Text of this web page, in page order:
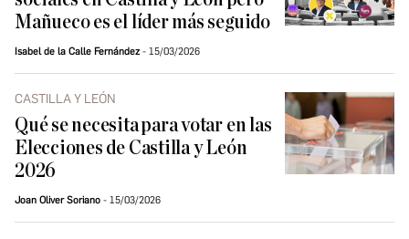
Mañueco es el líder más seguido
Isabel de la Calle Fernández 15/03/2026
CASTILLA Y LEÓN
Qué se necesita para votar en las
Elecciones de Castilla y León
2026
Joan Oliver Soriano 15/03/2026